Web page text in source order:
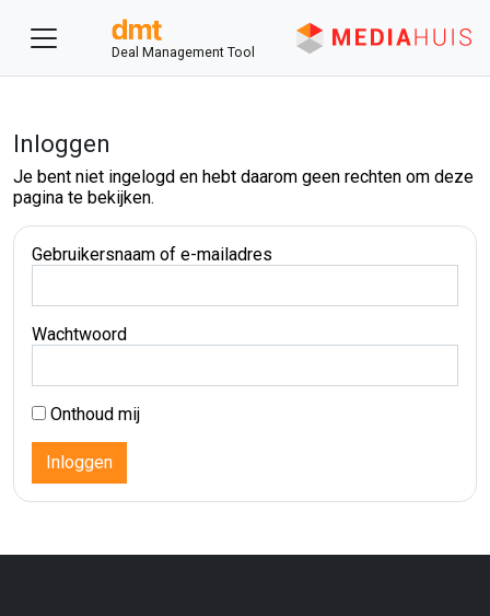
Deal Management Tool
Inloggen
Je bent niet ingelogd en hebt daarom geen rechten om deze
pagina te bekijken.
Gebruikersnaam of e-mailadres
Wachtwoord
Onthoud mij